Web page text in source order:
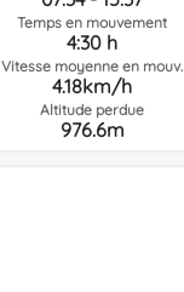
Temps en mouvement
4:30 h
Vitesse moyenne en mouv.
4.18km/h
Altitude perdue
976.6m